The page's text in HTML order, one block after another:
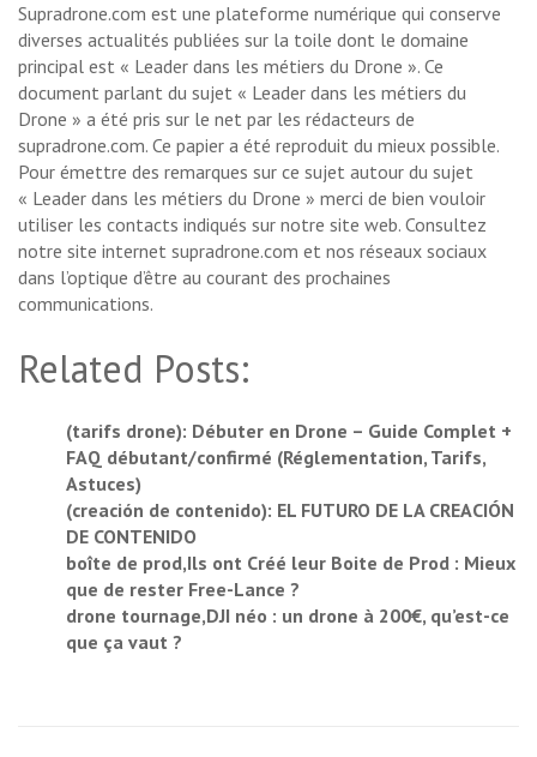
Supradrone.com est une plateforme numérique qui conserve
diverses actualités publiées sur la toile dont le domaine
principal est « Leader dans les métiers du Drone ». Ce
document parlant du sujet « Leader dans les métiers du
Drone » a été pris sur le net par les rédacteurs de
supradrone.com. Ce papier a été reproduit du mieux possible.
Pour émettre des remarques sur ce sujet autour du sujet
« Leader dans les métiers du Drone » merci de bien vouloir
utiliser les contacts indiqués sur notre site web. Consultez
notre site internet supradrone.com et nos réseaux sociaux
dans l’optique d’être au courant des prochaines
communications.
Related Posts:
(tarifs drone): Débuter en Drone – Guide Complet +
FAQ débutant/confirmé (Réglementation, Tarifs,
Astuces)
(creación de contenido): EL FUTURO DE LA CREACIÓN
DE CONTENIDO
boîte de prod,Ils ont Créé leur Boite de Prod : Mieux
que de rester Free-Lance ?
drone tournage,DJI néo : un drone à 200€, qu’est-ce
que ça vaut ?